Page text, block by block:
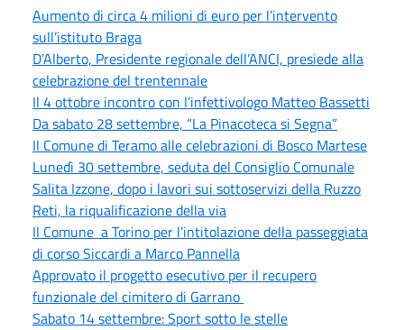
Aumento di circa 4 milioni di euro per l’intervento
sull’istituto Braga
D’Alberto, Presidente regionale dell’ANCI, presiede alla
celebrazione del trentennale
Il 4 ottobre incontro con l’infettivologo Matteo Bassetti
Da sabato 28 settembre, “La Pinacoteca si Segna”
Il Comune di Teramo alle celebrazioni di Bosco Martese
Lunedì 30 settembre, seduta del Consiglio Comunale
Salita Izzone, dopo i lavori sui sottoservizi della Ruzzo
Reti, la riqualificazione della via
Il Comune a Torino per l’intitolazione della passeggiata
di corso Siccardi a Marco Pannella
Approvato il progetto esecutivo per il recupero
funzionale del cimitero di Garrano
Sabato 14 settembre: Sport sotto le stelle